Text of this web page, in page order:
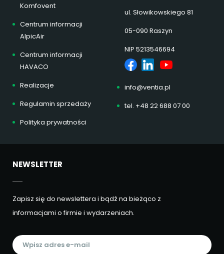
Komfovent
Centrum informacji
AlpicAir
Centrum informacji
HAVACO
Realizacje
Regulamin sprzedaży
Polityka prywatności
ul. Słowikowskiego 81
05-090 Raszyn
NIP 5213546694
info@ventia.pl
tel. +48 22 688 07 00
NEWSLETTER
Zapisz się do newslettera i bądź na bieżąco z
informacjami o firmie i wydarzeniach.